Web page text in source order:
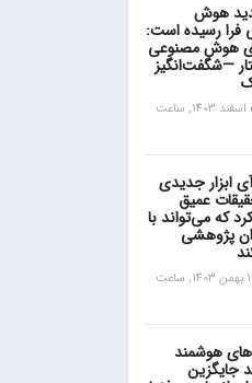
هوش
فرا رسیده است:
هوش مصنوعی
—شگفت‌انگیز
یکشنبه, 5 اسفند 1403, ساعت
ابزار جدیدی
عمیق
که می‌تواند با
پژوهشی
دوشنبه, 15 بهمن 1403, ساعت
هوشمند
جایگزین